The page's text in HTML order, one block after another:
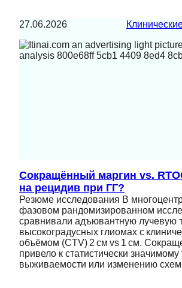
27.06.2026
Сокращённый маргин vs.
на рецидив при ГГ?
Резюме исследования В
фазовом рандомизированном
сравнивали адъювантную лучевую
высокоградусных глиомах с
объёмом (CTV) 2 см vs 1 см.
привело к статистически
выживаемости или изменению